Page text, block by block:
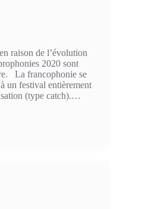
raison de l’évolution
2020 sont
La francophonie se
un festival entièrement
(type catch).…